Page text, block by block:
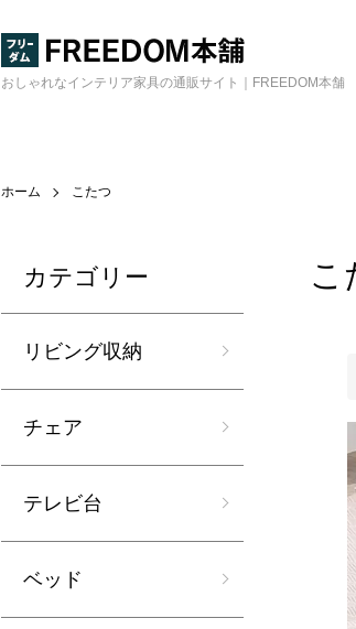
おしゃれなインテリア家具の通販サイト｜FREEDOM本舗
ホーム こたつ
こ
カテゴリー
リビング収納
チェア
テレビ台
ベッド